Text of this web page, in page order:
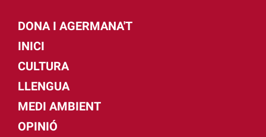
DONA I AGERMANA'T
INICI
CULTURA
LLENGUA
MEDI AMBIENT
OPINIÓ